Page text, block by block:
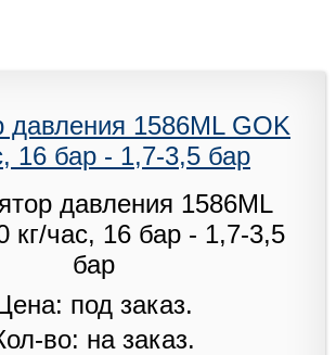
давления 1586ML GOK
16 бар - 1,7-3,5 бар
под заказ.
во: на заказ.